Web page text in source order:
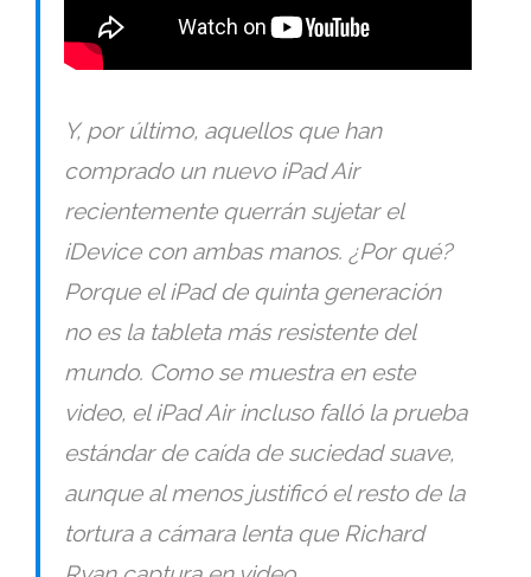
Y, por último, aquellos que han
comprado un nuevo iPad Air
recientemente querrán sujetar el
iDevice con ambas manos. ¿Por qué?
Porque el iPad de quinta generación
no es la tableta más resistente del
mundo. Como se muestra en este
video, el iPad Air incluso falló la prueba
estándar de caída de suciedad suave,
aunque al menos justificó el resto de la
tortura a cámara lenta que Richard